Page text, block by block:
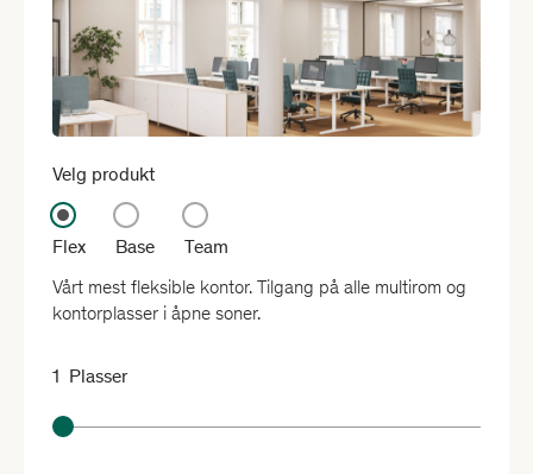
Velg produkt
Flex Base
Team
Vårt mest fleksible kontor. Tilgang på alle multirom og
kontorplasser i åpne soner.
1 Plasser